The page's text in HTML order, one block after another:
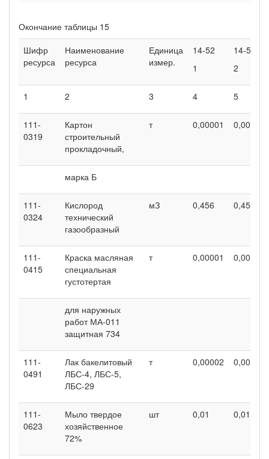
Окончание таблицы 15
Шифр
ресурса
Наименование
ресурса
Единица
измер.
14-52
1
14-52
2
1 2 3 4 5
111-
0319
Картон
строительный
прокладочный,
т 0,00001 0,00001
марка Б
111-
0324
Кислород
технический
газообразный
мЗ 0,456 0,456
111-
0415
Краска масляная
специальная
густотертая
т 0,00001 0,00001
для наружных
работ МА-011
защитная 734
111-
0491
Лак бакелитовый
ЛБС-4, ЛБС-5,
ЛБС-29
т 0,00002 0,00002
111-
0623
Мыло твердое
хозяйственное
72%
шт 0,01 0,01